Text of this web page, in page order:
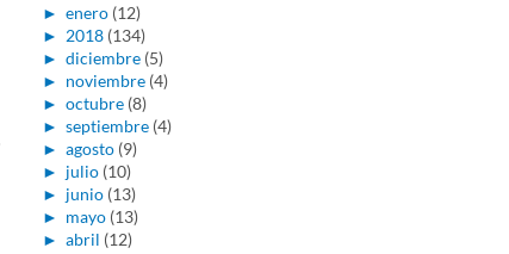
► enero (12)
► 2018 (134)
► diciembre (5)
► noviembre (4)
► octubre (8)
► septiembre (4)
► agosto (9)
► julio (10)
► junio (13)
► mayo (13)
► abril (12)